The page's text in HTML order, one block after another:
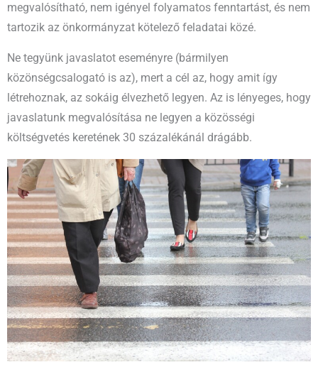
megvalósítható, nem igényel folyamatos fenntartást, és nem
tartozik az önkormányzat kötelező feladatai közé.
Ne tegyünk javaslatot eseményre (bármilyen
közönségcsalogató is az), mert a cél az, hogy amit így
létrehoznak, az sokáig élvezhető legyen. Az is lényeges, hogy
javaslatunk megvalósítása ne legyen a közösségi
költségvetés keretének 30 százalékánál drágább.